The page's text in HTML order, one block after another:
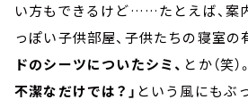
い方もできるけど……たとえば、案
っぽい子供部屋、子供たちの寝室の
ドのシーツについたシミ、 とか（笑）。
不潔なだけでは？」 という風にも